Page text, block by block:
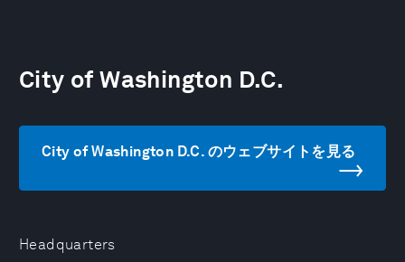
Headquarters
City of Washington D.C.
City of Washington D.C. のウェブサイトを見る